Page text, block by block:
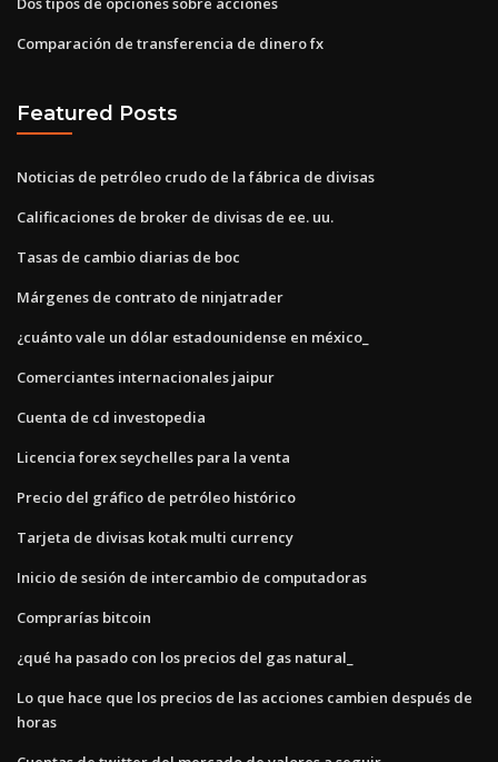
Comparación de transferencia de dinero fx
Featured Posts
Noticias de petróleo crudo de la fábrica de divisas
Calificaciones de broker de divisas de ee. uu.
Tasas de cambio diarias de boc
Márgenes de contrato de ninjatrader
¿cuánto vale un dólar estadounidense en méxico_
Comerciantes internacionales jaipur
Cuenta de cd investopedia
Licencia forex seychelles para la venta
Precio del gráfico de petróleo histórico
Tarjeta de divisas kotak multi currency
Inicio de sesión de intercambio de computadoras
Comprarías bitcoin
¿qué ha pasado con los precios del gas natural_
Lo que hace que los precios de las acciones cambien después de
horas